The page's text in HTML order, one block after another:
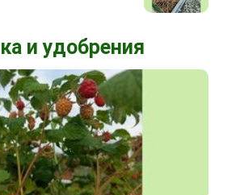
и удобрения